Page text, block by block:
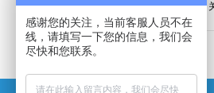
感谢您的关注，当前客服人员不在
线，请填写一下您的信息，我们会
尽快和您联系。